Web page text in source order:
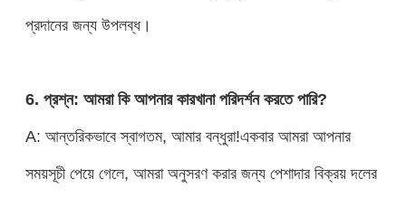
প্রদানের জন্য উপলব্ধ।
6. প্রশ্ন: আমরা কি আপনার কারখানা পরিদর্শন করতে পারি?
A: আন্তরিকভাবে স্বাগতম, আমার বন্ধুরা!একবার আমরা আপনার
সময়সূচী পেয়ে গেলে, আমরা অনুসরণ করার জন্য পেশাদার বিক্রয় দলের